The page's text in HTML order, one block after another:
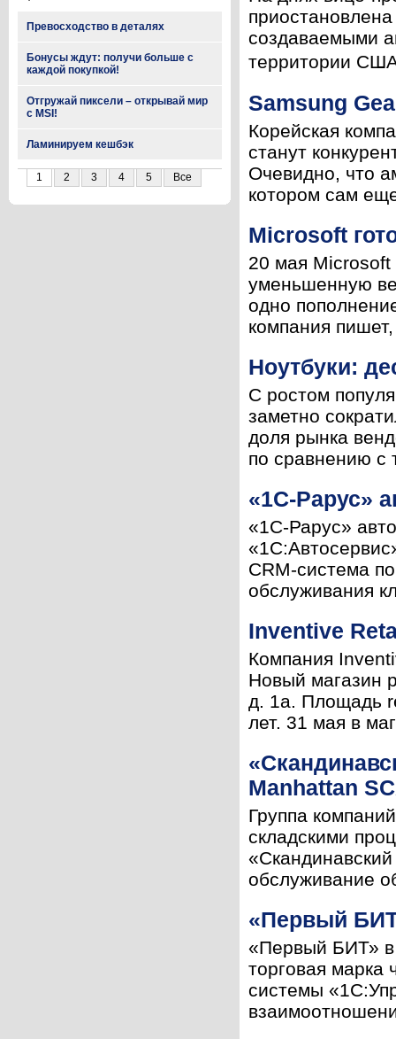
Превосходство в деталях
Бонусы ждут: получи больше с
каждой покупкой!
Отгружай пиксели – открывай мир
с MSI!
Ламинируем кешбэк
1 2 3 4 5 Все
создаваемыми
территории
Samsung
Корейская
станут
Очевидно, что
котором сам
Microsoft
20 мая Microsoft
уменьшенную
одно
компания
Ноутбуки:
С ростом
заметно
доля рынка
по сравнению с
«1С-Рарус»
«1С-Рарус»
CRM-система
обслуживания
Inventive
Компания
Новый магазин
д. 1а. Площадь
лет. 31 мая в
Manhattan
Группа
складскими
обслуживание
«Первый
«Первый БИТ» в
торговая
системы